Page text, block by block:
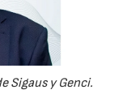
Sigaus y Genci.